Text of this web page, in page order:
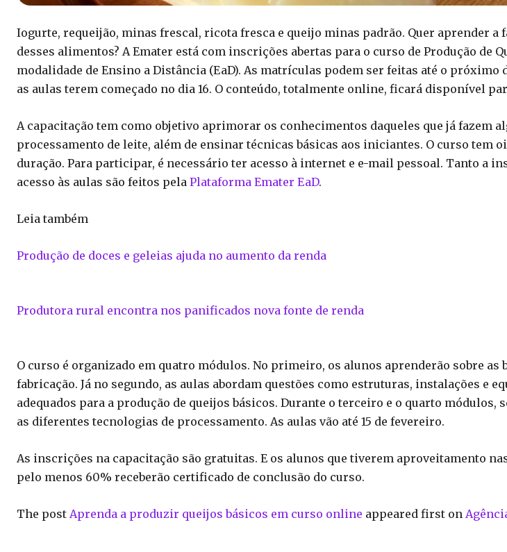
Iogurte, requeijão, minas frescal, ricota fresca e queijo minas padrão. Quer aprender a
desses alimentos? A Emater está com inscrições abertas para o curso de Produção de
modalidade de Ensino a Distância (EaD). As matrículas podem ser feitas até o próximo
as aulas terem começado no dia 16. O conteúdo, totalmente online, ficará disponível
A capacitação tem como objetivo aprimorar os conhecimentos daqueles que já fazem
processamento de leite, além de ensinar técnicas básicas aos iniciantes. O curso tem
duração. Para participar, é necessário ter acesso à internet e e-mail pessoal. Tanto a
acesso às aulas são feitos pela Plataforma Emater EaD.
Leia também
Produção de doces e geleias ajuda no aumento da renda
Produtora rural encontra nos panificados nova fonte de renda
O curso é organizado em quatro módulos. No primeiro, os alunos aprenderão sobre as
fabricação. Já no segundo, as aulas abordam questões como estruturas, instalações e
adequados para a produção de queijos básicos. Durante o terceiro e o quarto módulos,
as diferentes tecnologias de processamento. As aulas vão até 15 de fevereiro.
As inscrições na capacitação são gratuitas. E os alunos que tiverem aproveitamento
pelo menos 60% receberão certificado de conclusão do curso.
The post Aprenda a produzir queijos básicos em curso online appeared first on